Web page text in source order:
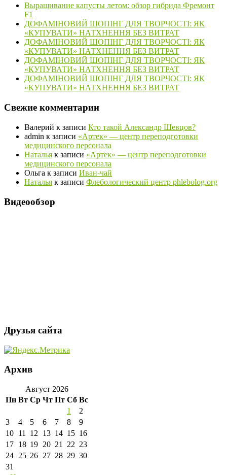
Выращивание капусты летом: обзор гибрида Фремонт
F1
ДОФАМІНОВИЙ ШОПІНГ ДЛЯ ТВОРЧОСТІ: ЯК
«КУПУВАТИ» НАТХНЕННЯ БЕЗ ВИТРАТ
ДОФАМІНОВИЙ ШОПІНГ ДЛЯ ТВОРЧОСТІ: ЯК
«КУПУВАТИ» НАТХНЕННЯ БЕЗ ВИТРАТ
ДОФАМІНОВИЙ ШОПІНГ ДЛЯ ТВОРЧОСТІ: ЯК
«КУПУВАТИ» НАТХНЕННЯ БЕЗ ВИТРАТ
ДОФАМІНОВИЙ ШОПІНГ ДЛЯ ТВОРЧОСТІ: ЯК
«КУПУВАТИ» НАТХНЕННЯ БЕЗ ВИТРАТ
Свежие комментарии
Валерий к записи Кто такой Александр Шевцов?
admin к записи «Артек» — центр переподготовки
медицинского персонала
Наталья к записи «Артек» — центр переподготовки
медицинского персонала
Ольга к записи Иван-чай
Наталья к записи Флебологический центр phlebolog.org
Видеообзор
Друзья сайта
Архив
Август 2026
Пн Вт Ср Чт Пт Сб Вс
1
2
3
4 5 6 7 8
9
10 11 12 13 14 15 16
17 18 19 20 21 22 23
24 25 26 27 28 29 30
31